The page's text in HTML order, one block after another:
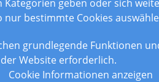
Kategorien geben oder sich
nur bestimmte Cookies
grundlegende Funktionen
Website erforderlich.
Cookie Informationen anzeigen